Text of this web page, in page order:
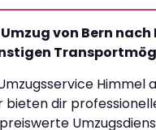
von Bern nach
Himmel
bieten dir